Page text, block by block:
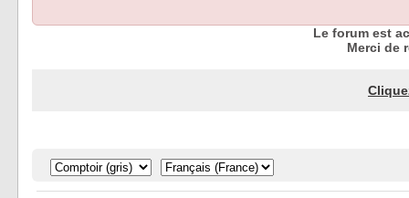
Le forum est
Merci de